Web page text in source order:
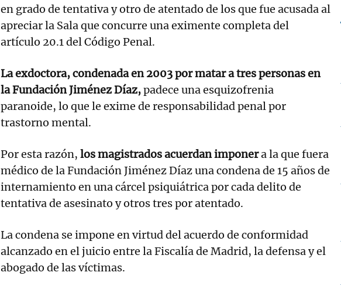
en grado de tentativa y otro de atentado de los que fue acusada al
apreciar la Sala que concurre una eximente completa del
artículo 20.1 del Código Penal.
La exdoctora, condenada en 2003 por matar a tres personas en
la Fundación Jiménez Díaz,padece una esquizofrenia
paranoide, lo que le exime de responsabilidad penal por
trastorno mental.
Por esta razón, los magistrados acuerdan imponera la que fuera
médico de la Fundación Jiménez Díaz una condena de 15 años de
internamiento en una cárcel psiquiátrica por cada delito de
tentativa de asesinato y otros tres por atentado.
La condena se impone en virtud del acuerdo de conformidad
alcanzado en el juicio entre la Fiscalía de Madrid, la defensa y el
abogado de las víctimas.